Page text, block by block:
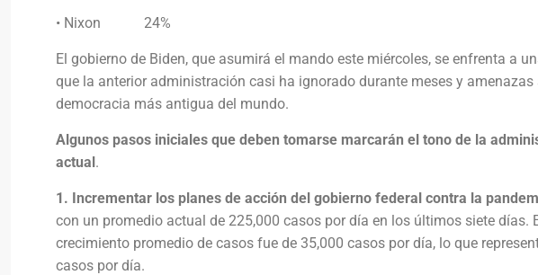
• Nixon 24%
El gobierno de Biden, que asumirá el mando este miércoles, se enfrenta a
que la anterior administración casi ha ignorado durante meses y
democracia más antigua del mundo.
Algunos pasos iniciales que deben tomarse marcarán el tono de la
actual.
1. Incrementar los planes de acción del gobierno federal contra la
con un promedio actual de 225,000 casos por día en los últimos siete días.
crecimiento promedio de casos fue de 35,000 casos por día, lo que
casos por día.